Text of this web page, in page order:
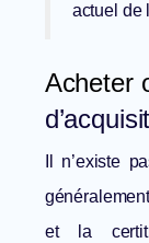
actuel de
Acheter
Il n’existe
et la